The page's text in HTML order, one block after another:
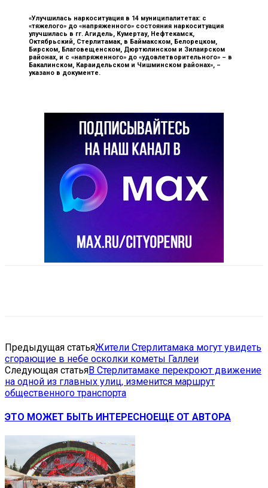
«Улучшилась наркоситуация в 14 муниципалитетах: с
«тяжелого» до «напряженного» состояния наркоситуация
улучшилась в гг. Агидель, Кумертау, Нефтекамск,
Октябрьский, Стерлитамак, в Баймакском, Белорецком,
Бирском, Благовещенском, Дюртюлинском и Зилаирском
районах, и с «напряженного» до «удовлетворительного» – в
Бакалинском, Караидельском и Чишминском районах», –
указано в документе.
Предыдущая статьяЖители Стерлитамака могут увидеть
сгорающие в небе осколки кометы Галлеи
Следующая статьяВ Стерлитамаке перекроют движение
на одной из главных улиц, изменится маршрут
общественного транспорта
ЭТО МОЖЕТ БЫТЬ ИНТЕРЕСНОЕЩЕ ОТ АВТОРА